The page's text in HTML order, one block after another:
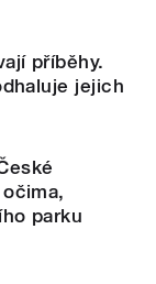
příběhy.
jejich
parku